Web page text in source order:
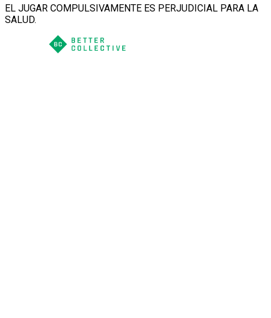
EL JUGAR COMPULSIVAMENTE ES PERJUDICIAL PARA LA
SALUD.